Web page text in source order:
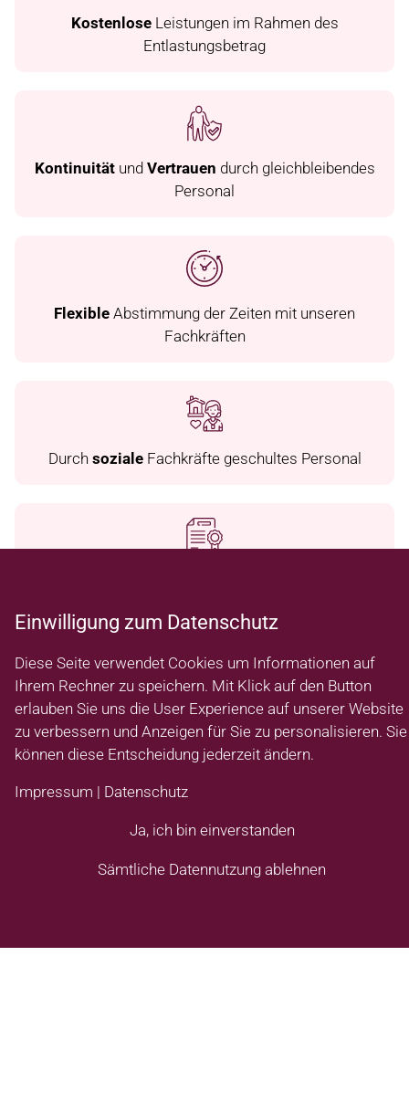
KostenloseLeistungen im Rahmen des
Entlastungsbetrag
Kontinuitätund Vertrauen durch gleichbleibendes
Personal
Flexible Abstimmung der Zeiten mit unseren
Fachkräften
Durch sozialeFachkräfte geschultes Personal
Ein Auszug unserer Lila
Leistungen
Lila für den Haushalt
Einwilligung zum Datenschutz
Diese Seite verwendet Cookies um Informationen auf
Ihrem Rechner zu speichern. Mit Klick auf den Button
erlauben Sie uns die User Experience auf unserer Website
zu verbessern und Anzeigen für Sie zu personalisieren. Sie
können diese Entscheidung jederzeit ändern.
Impressum | Datenschutz
Ja, ich bin einverstanden
Sämtliche Datennutzung ablehnen